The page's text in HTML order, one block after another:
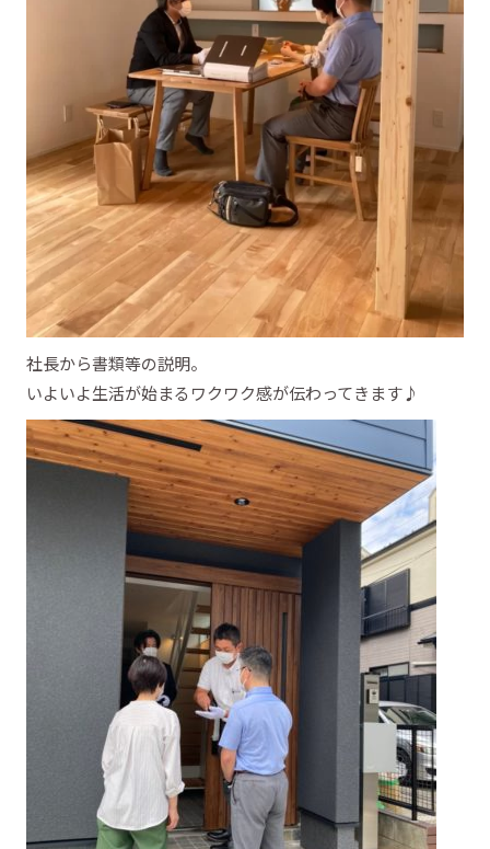
社長から書類等の説明。
いよいよ生活が始まるワクワク感が伝わってきます♪